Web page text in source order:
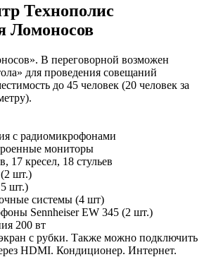
Технополис
Ломоносов
В переговорной возможен
для проведения совещаний
до 45 человек (20 человек за
с радиомикрофонами
мониторы
17 кресел, 18 стульев
шт.)
шт.)
системы (4 шт)
Sennheiser EW 345 (2 шт.)
200 вт
с рубки. Также можно подключить
HDMI. Кондиционер. Интернет.